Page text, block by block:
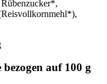
auf 100 g